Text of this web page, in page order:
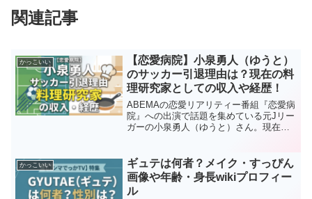
関連記事
かっこいい
【恋愛病院】小泉勇人（ゆうと）
のサッカー引退理由は？現在の料
理研究家としての収入や経歴！
ABEMAの恋愛リアリティー番組『恋愛病
院』への出演で話題を集めている元Jリー
ガーの小泉勇人（ゆうと）さん。現在は
歴について徹底調査しました。【本記事
の内容】・小泉勇人...
かっこいい
ギュテは何者？メイク・すっぴん
画像や年齢・身長wikiプロフィー
ル